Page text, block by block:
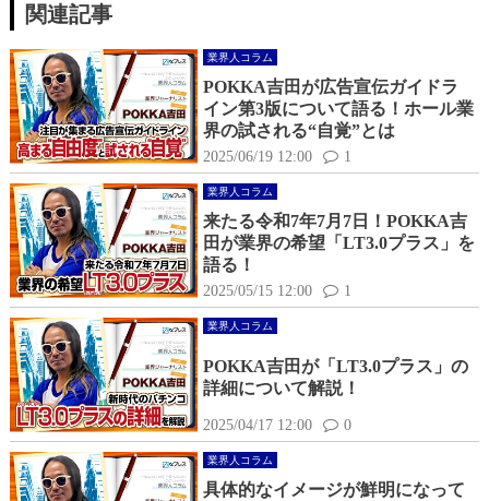
関連記事
業界人コラム
POKKA吉田が広告宣伝ガイドラ
イン第3版について語る！ホール業
界の試される“自覚”とは
2025/06/19 12:00 1
業界人コラム
来たる令和7年7月7日！POKKA吉
田が業界の希望「LT3.0プラス」を
語る！
2025/05/15 12:00 1
業界人コラム
POKKA吉田が「LT3.0プラス」の
詳細について解説！
2025/04/17 12:00 0
業界人コラム
具体的なイメージが鮮明になって